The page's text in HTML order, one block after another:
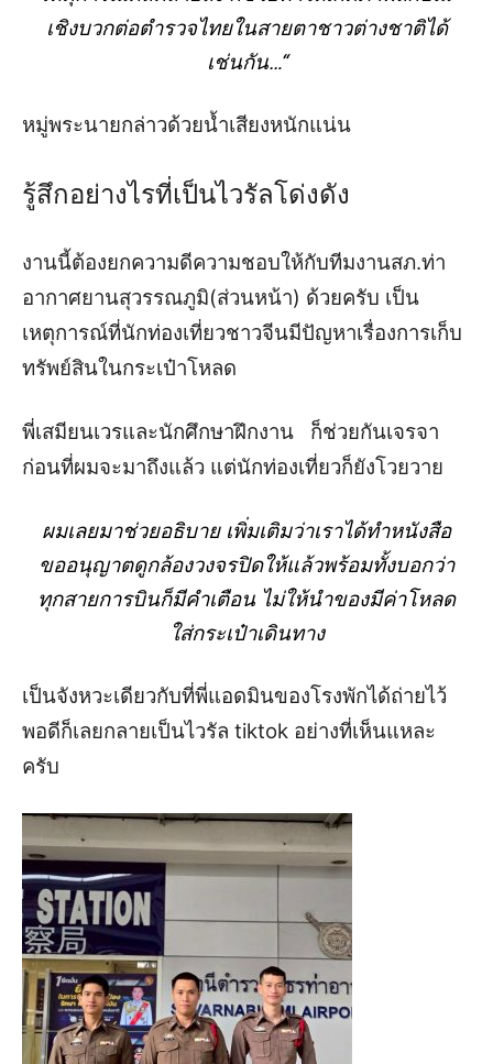
เชิงบวกต่อตำรวจไทยในสายตาชาวต่างชาติได้
เช่นกัน…“
หมู่พระนายกล่าวด้วยน้ำเสียงหนักแน่น
รู้สึกอย่างไรที่เป็นไวรัลโด่งดัง
งานนี้ต้องยกความดีความชอบให้กับทีมงานสภ.ท่า
อากาศยานสุวรรณภูมิ(ส่วนหน้า) ด้วยครับ เป็น
เหตุการณ์ที่นักท่องเที่ยวชาวจีนมีปัญหาเรื่องการเก็บ
ทรัพย์สินในกระเป๋าโหลด
พี่เสมียนเวรและนักศึกษาฝึกงาน
ก็ช่วยกันเจรจา
ก่อนที่ผมจะมาถึงแล้ว แต่นักท่องเที่ยวก็ยังโวยวาย
ผมเลยมาช่วยอธิบาย เพิ่มเติมว่าเราได้ทำหนังสือ
ขออนุญาตดูกล้องวงจรปิดให้แล้วพร้อมทั้งบอกว่า
ทุกสายการบินก็มีคำเตือน ไม่ให้นำของมีค่าโหลด
ใส่กระเป๋าเดินทาง
เป็นจังหวะเดียวกับที่พี่แอดมินของโรงพักได้ถ่ายไว้
พอดีก็เลยกลายเป็นไวรัล tiktok อย่างที่เห็นแหละ
ครับ